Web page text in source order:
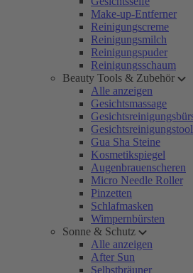
Make-up-Entferner
Reinigungscreme
Reinigungsmilch
Reinigungspuder
Reinigungsschaum
Beauty Tools & Zubehör
Alle anzeigen
Gesichtsmassage
Gua Sha Steine
Kosmetikspiegel
Augenbrauenscheren
Micro Needle Roller
Pinzetten
Schlafmasken
Wimpernbürsten
Sonne & Schutz
Alle anzeigen
After Sun
Selbstbräuner